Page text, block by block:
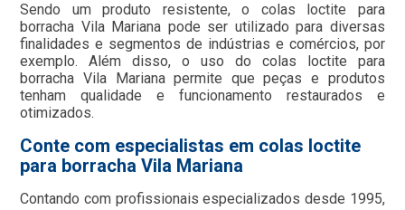
Sendo um produto resistente, o colas loctite para
borracha Vila Mariana pode ser utilizado para diversas
finalidades e segmentos de indústrias e comércios, por
exemplo. Além disso, o uso do colas loctite para
borracha Vila Mariana permite que peças e produtos
tenham qualidade e funcionamento restaurados e
otimizados.
Conte com especialistas em colas loctite
para borracha Vila Mariana
Contando com profissionais especializados desde 1995,